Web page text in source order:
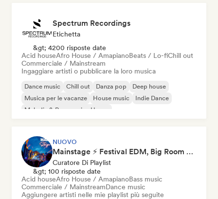
Spectrum Recordings
Etichetta
&gt; 4200 risposte date
Acid houseAfro House / AmapianoBeats / Lo-fiChill out
Commerciale / Mainstream
Ingaggiare artisti o pubblicare la loro musica
Dance music Chill out Danza pop
Deep house
Musica per le vacanze
House music
Indie Dance
Melodic & Progressive House
NUOVO
Mainstage ⚡ Festival EDM, Big Room & House Anthems
Curatore Di Playlist
&gt; 100 risposte date
Acid houseAfro House / AmapianoBass music
Commerciale / MainstreamDance music
Aggiungere artisti nelle mie playlist più seguite